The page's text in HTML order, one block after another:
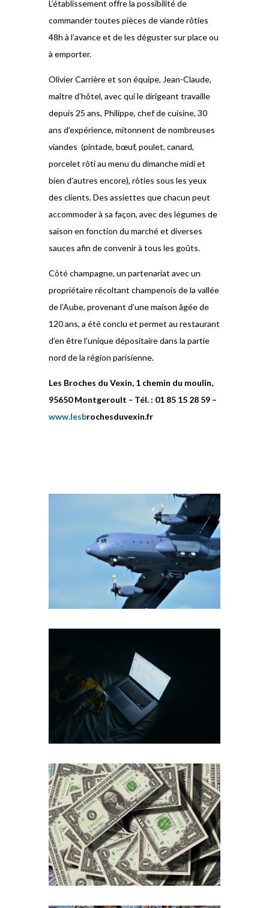
L’établissement offre la possibilité de
commander toutes pièces de viande rôties
48h à l’avance et de les déguster sur place ou
à emporter.
Olivier Carrière et son équipe, Jean-Claude,
maître d’hôtel, avec qui le dirigeant travaille
depuis 25 ans, Philippe, chef de cuisine, 30
ans d’expérience, mitonnent de nombreuses
viandes (pintade, bœuf, poulet, canard,
porcelet rôti au menu du dimanche midi et
bien d’autres encore), rôties sous les yeux
des clients. Des assiettes que chacun peut
accommoder à sa façon, avec des légumes de
saison en fonction du marché et diverses
sauces afin de convenir à tous les goûts.
Côté champagne, un partenariat avec un
propriétaire récoltant champenois de la vallée
de l’Aube, provenant d’une maison âgée de
120 ans, a été conclu et permet au restaurant
d’en être l’unique dépositaire dans la partie
nord de la région parisienne.
Les Broches du Vexin, 1 chemin du moulin,
95650 Montgeroult – Tél. : 01 85 15 28 59 –
www.lesbrochesduvexin.fr